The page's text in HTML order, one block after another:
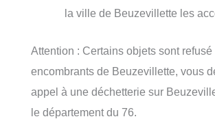
la ville de Beuzevillette les
Attention : Certains objets sont refusé
encombrants de Beuzevillette, vous
appel à une déchetterie sur
le département du 76.